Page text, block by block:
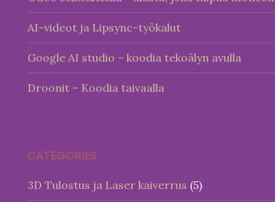
AI-videot ja Lipsync-työkalut
Google AI studio – koodia tekoälyn avulla
Droonit – Koodia taivaalla
CATEGORIES
3D Tulostus ja Laser kaiverrus (5)